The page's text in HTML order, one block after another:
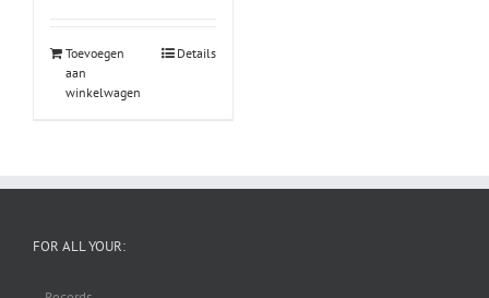
Toevoegen
aan
winkelwagen
Details
FOR ALL YOUR: